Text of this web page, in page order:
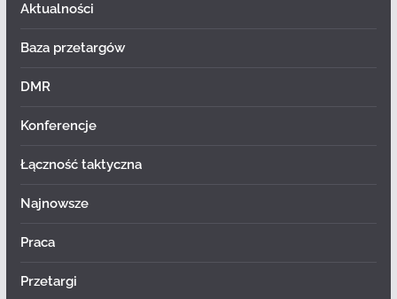
Aktualności
Baza przetargów
DMR
Konferencje
Łączność taktyczna
Najnowsze
Praca
Przetargi